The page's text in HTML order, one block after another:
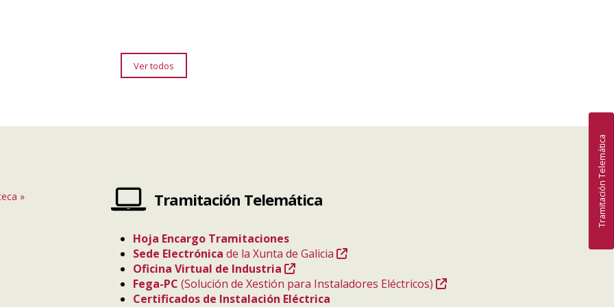
Ver todos
» Tramitación Telemática
Hoja Encargo Tramitaciones
Sede Electrónica de la Xunta de Galicia
Oficina Virtual de Industria
Fega-PC (Solución de Xestión para Instaladores Eléctricos)
Certificados de Instalación Eléctrica
Tramitación Telemática